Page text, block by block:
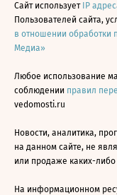
Сайт использует IP
Пользователей сайта,
в отношении обработки
Медиа»
Любое использование
соблюдении правил
vedomosti.ru
Новости, аналитика,
на данном сайте, не
или продаже каких-либо
На информационном